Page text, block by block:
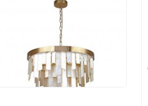
Люстра Favourite Shally
88 920 руб.